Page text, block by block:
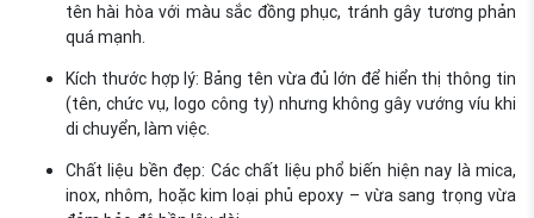
tên hài hòa với màu sắc đồng phục, tránh gây tương phản
quá mạnh.
Kích thước hợp lý: Bảng tên vừa đủ lớn để hiển thị thông tin
(tên, chức vụ, logo công ty) nhưng không gây vướng víu khi
di chuyển, làm việc.
Chất liệu bền đẹp: Các chất liệu phổ biến hiện nay là mica,
inox, nhôm, hoặc kim loại phủ epoxy – vừa sang trọng vừa